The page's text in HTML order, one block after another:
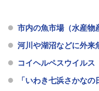
市内の魚市場（水産物
河川や湖沼などに外来
コイヘルペスウイル
「いわき七浜さかなの